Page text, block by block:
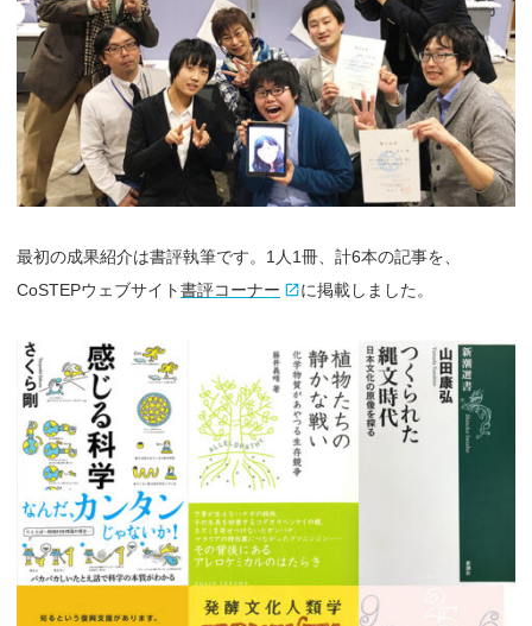
最初の成果紹介は書評執筆です。1人1冊、計6本の記事を、
CoSTEPウェブサイト書評コーナー に掲載しました。